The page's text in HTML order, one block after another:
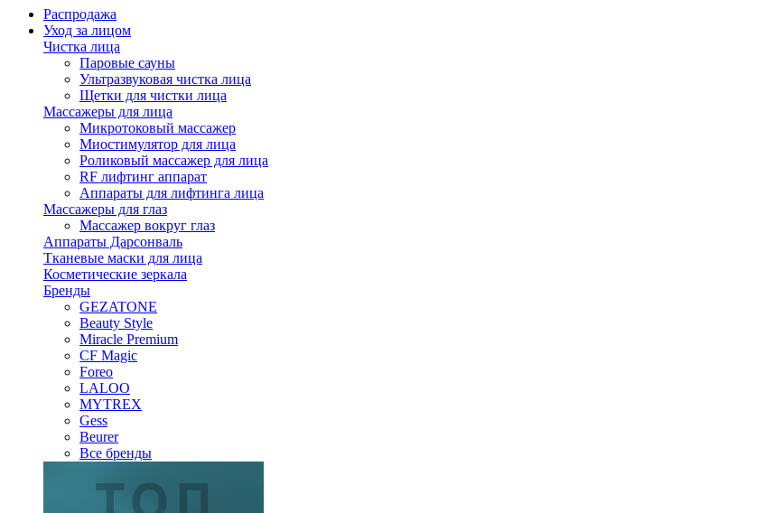
Распродажа
Уход за лицом
Чистка лица
Паровые сауны
Ультразвуковая чистка лица
Щетки для чистки лица
Массажеры для лица
Микротоковый массажер
Миостимулятор для лица
Роликовый массажер для лица
RF лифтинг аппарат
Аппараты для лифтинга лица
Массажеры для глаз
Массажер вокруг глаз
Аппараты Дарсонваль
Тканевые маски для лица
Косметические зеркала
Бренды
GEZATONE
Beauty Style
Miracle Premium
CF Magic
Foreo
LALOO
MYTREX
Gess
Beurer
Все бренды